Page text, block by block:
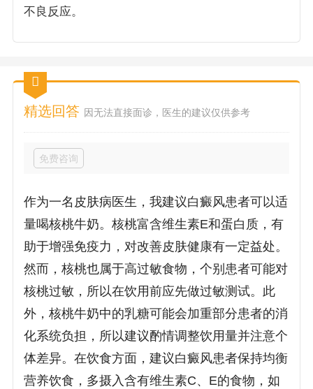
不良反应。
精选回答 因无法直接面诊，医生的建议仅供参考
免费咨询
作为一名皮肤病医生，我建议白癜风患者可以适
量喝核桃牛奶。核桃富含维生素E和蛋白质，有
助于增强免疫力，对改善皮肤健康有一定益处。
然而，核桃也属于高过敏食物，个别患者可能对
核桃过敏，所以在饮用前应先做过敏测试。此
外，核桃牛奶中的乳糖可能会加重部分患者的消
化系统负担，所以建议酌情调整饮用量并注意个
体差异。在饮食方面，建议白癜风患者保持均衡
营养饮食，多摄入含有维生素C、E的食物，如